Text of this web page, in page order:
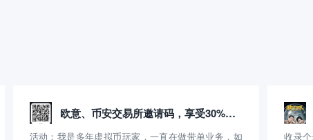
欧意、币安交易所邀请码，享受30%的返佣！
活动：我是多年虚拟币玩家，一直在做带单业务，如
收录